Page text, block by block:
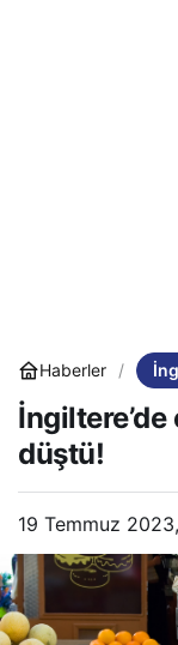
Haberler
İngiltere’de
düştü!
19 Temmuz